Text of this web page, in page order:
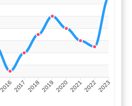
20162017 20182019 2020202120222023